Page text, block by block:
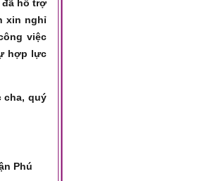
đã hỗ trợ
xin nghỉ
việc
hợp lực
cha, quý
Phú